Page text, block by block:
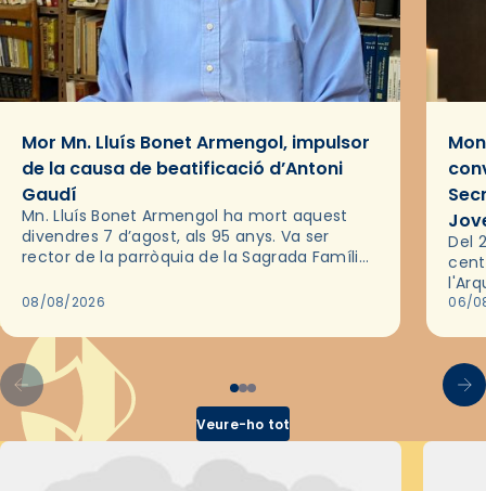
Mor Mn. Lluís Bonet Armengol, impulsor
de la causa de beatificació d’Antoni
Gaudí
Mn. Lluís Bonet Armengol ha mort aquest
divendres 7 d’agost, als 95 anys. Va ser
rector de la parròquia de la Sagrada Família
2018,…
08/08/2026
Del
les
06/
Veure-ho tot